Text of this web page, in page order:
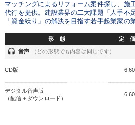
マッチングによるリフォーム案件探し、施
代行を提供。建設業界の二大課題「人手不
「資金繰り」の解決を目指す若手起業家の
形 態 定 価
headset 音声 （どの形態でも内容は同じです）
CD版
デジタル音声版
（配信＋ダウンロード）